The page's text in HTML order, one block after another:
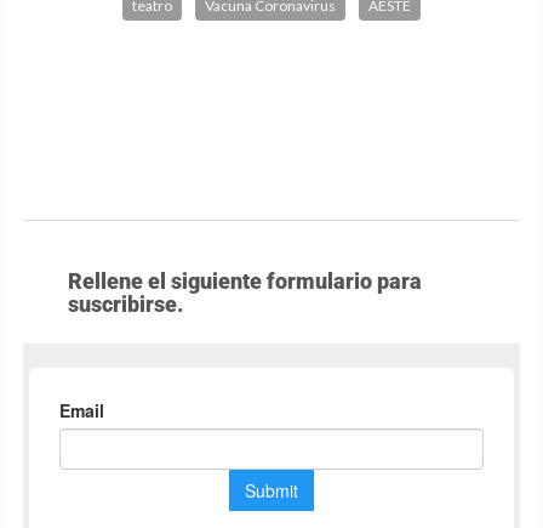
teatro Vacuna Coronavirus AESTE
Rellene el siguiente formulario para
suscribirse.